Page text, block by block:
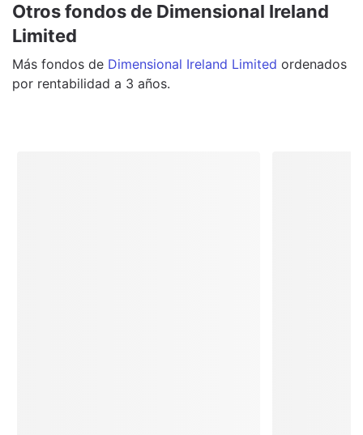
Otros fondos de Dimensional Ireland
Limited
Más fondos de Dimensional Ireland Limited ordenados
por rentabilidad a 3 años.